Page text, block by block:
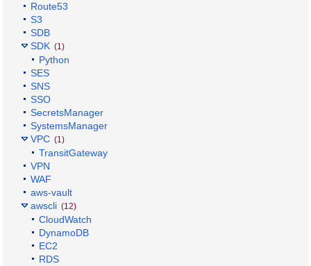
Route53
S3
SDB
SDK (1)
Python
SES
SNS
SSO
SecretsManager
SystemsManager
VPC (1)
TransitGateway
VPN
WAF
aws-vault
awscli (12)
CloudWatch
DynamoDB
EC2
RDS